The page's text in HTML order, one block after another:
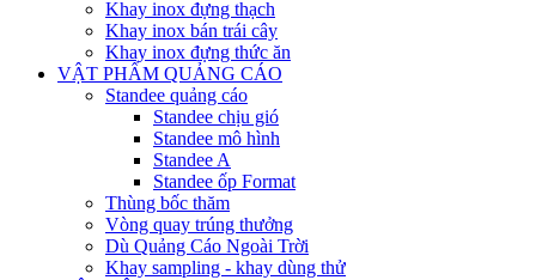
Khay inox đựng thạch
Khay inox bán trái cây
Khay inox đựng thức ăn
VẬT PHẨM QUẢNG CÁO
Standee quảng cáo
Standee chịu gió
Standee mô hình
Standee A
Standee ốp Format
Thùng bốc thăm
Vòng quay trúng thưởng
Dù Quảng Cáo Ngoài Trời
Khay sampling - khay dùng thử